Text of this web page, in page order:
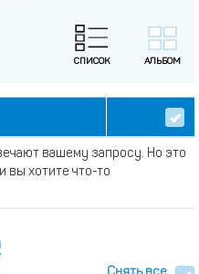
вашему запросу. Но это
вы хотите что-то